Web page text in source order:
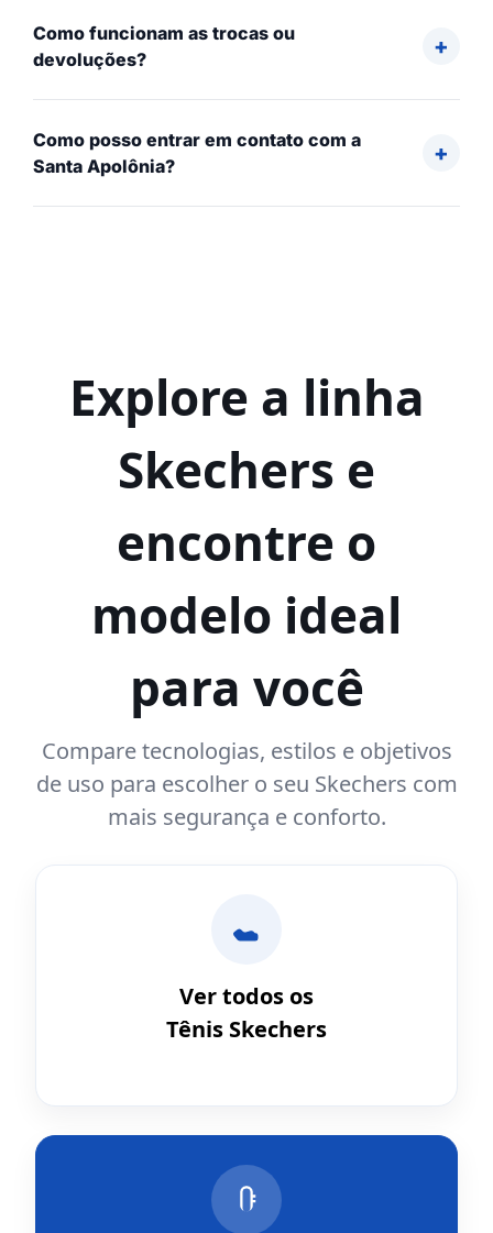
Como funcionam as trocas ou
devoluções?
Como posso entrar em contato com a
Santa Apolônia?
Explore a linha
Skechers e
encontre o
modelo ideal
para você
Compare tecnologias, estilos e objetivos
de uso para escolher o seu Skechers com
mais segurança e conforto.
Ver todos os
Tênis Skechers